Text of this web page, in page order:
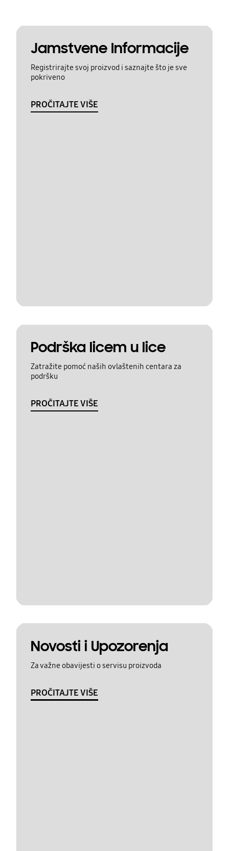
Jamstvene Informacije
Registrirajte svoj proizvod i saznajte što je sve
pokriveno
PROČITAJTE VIŠE
Podrška licem u lice
Zatražite pomoć naših ovlaštenih centara za
podršku
PROČITAJTE VIŠE
Novosti i Upozorenja
Za važne obavijesti o servisu proizvoda
PROČITAJTE VIŠE